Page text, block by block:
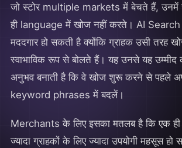
जो स्टोर multiple markets में बेचते हैं, उनमें
ही language में खोज नहीं करते। AI Search
मददगार हो सकती है क्योंकि ग्राहक उसी तरह
स्वाभाविक रूप से बोलते हैं। यह उनसे यह
अनुभव बनाती है कि वे खोज शुरू करने से पहले
keyword phrases में बदलें।
Merchants के लिए इसका मतलब है कि एक
ज्यादा ग्राहकों के लिए ज्यादा उपयोगी महसूस हो